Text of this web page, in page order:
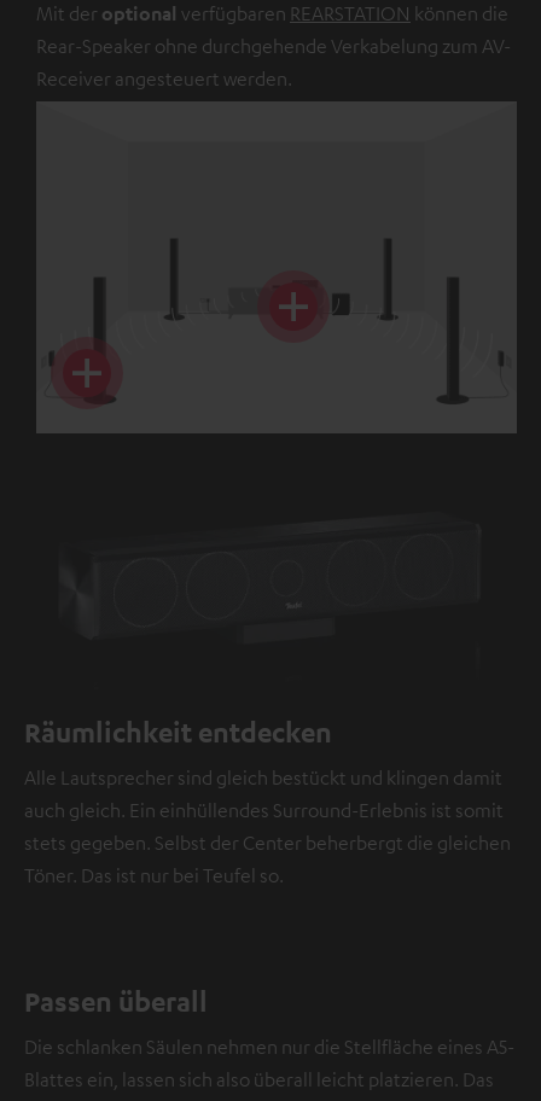
Mit der optional verfügbaren REARSTATION können die
Rear-Speaker ohne durchgehende Verkabelung zum AV-
Receiver angesteuert werden.
Räumlichkeit entdecken
Alle Lautsprecher sind gleich bestückt und klingen damit
auch gleich. Ein einhüllendes Surround-Erlebnis ist somit
stets gegeben. Selbst der Center beherbergt die gleichen
Töner. Das ist nur bei Teufel so.
Passen überall
Die schlanken Säulen nehmen nur die Stellfläche eines A5-
Blattes ein, lassen sich also überall leicht platzieren. Das